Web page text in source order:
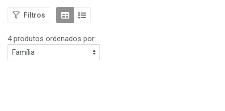
Filtros
4 produtos ordenados por: